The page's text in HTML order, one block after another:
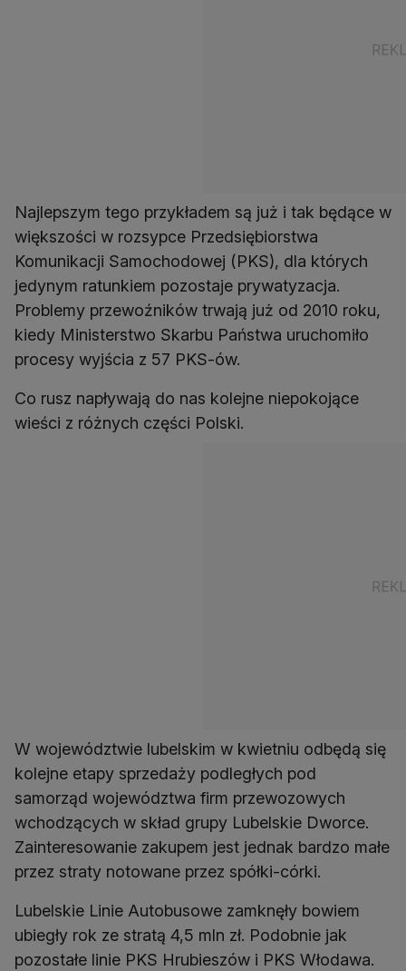
Najlepszym tego przykładem są już i tak będące w
większości w rozsypce Przedsiębiorstwa
Komunikacji Samochodowej (PKS), dla których
jedynym ratunkiem pozostaje prywatyzacja.
Problemy przewoźników trwają już od 2010 roku,
kiedy Ministerstwo Skarbu Państwa uruchomiło
procesy wyjścia z 57 PKS-ów.
Co rusz napływają do nas kolejne niepokojące
wieści z różnych części Polski.
W województwie lubelskim w kwietniu odbędą się
kolejne etapy sprzedaży podległych pod
samorząd województwa firm przewozowych
wchodzących w skład grupy Lubelskie Dworce.
Zainteresowanie zakupem jest jednak bardzo małe
przez straty notowane przez spółki-córki.
Lubelskie Linie Autobusowe zamknęły bowiem
ubiegły rok ze stratą 4,5 mln zł. Podobnie jak
pozostałe linie PKS Hrubieszów i PKS Włodawa.